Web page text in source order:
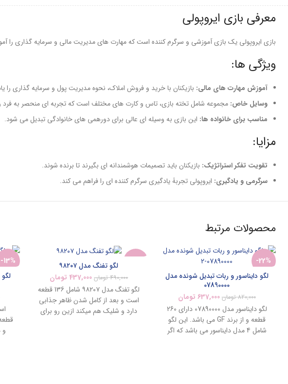
معرفی بازی ایروپولی
بازی ایروپولی یک بازی آموزشی و سرگرم کننده است که مهارت های مدیریت مالی و سرمایه گذاری
ویژگی ها:
آموزش مهارت های مالی: بازیکنان با خرید و فروش املاک، نحوه مدیریت پول و سرمایه گذاری را
وسایل خاص: مجموعه شامل تخته بازی، تاس و کارت های مختلف است که تجربه ای منحصر به فرد
مناسب برای خانواده ها: این بازی به وسیله ای عالی برای دورهمی های خانوادگی تبدیل می شود.
مزایا:
تقویت تفکر استراتژیک: بازیکنان باید تصمیمات هوشمندانه ای بگیرند تا برنده شوند.
سرگرمی و یادگیری: ایروپولی تجربۀ یادگیری سرگرم کننده ای را فراهم می کند.
محصولات مرتبط
-22%
جدید
لگو‌ دایناسور و ربات تبدیل شونده مدل
07890000
820,000 تومان 637,000 تومان
لگو‌ دایناسور مدل 07890000 دارای 260
قطعه و از برند GF می باشد. این لگو
شامل 4 مدل دایناسور می باشد که اگر
ناموجود
لگو‌ تفنگ‌ مدل ۹۸۲۰۷
490,000 تومان 437,000 تومان
لگو‌ تفنگ‌ مدل ۹۸۲۰۷ شامل 136 قطعه
است و بعد از کامل شدن ظاهر جذابی
دارد و شلیک هم میکند ازین رو برای
-13%
جدید